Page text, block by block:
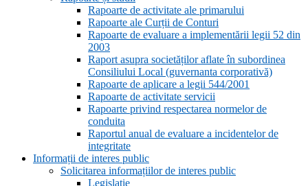
Rapoarte de activitate ale primarului
Rapoarte ale Curții de Conturi
Rapoarte de evaluare a implementării legii 52 din
2003
Raport asupra societăților aflate în subordinea
Consiliului Local (guvernanta corporativă)
Rapoarte de aplicare a legii 544/2001
Rapoarte de activitate servicii
Rapoarte privind respectarea normelor de
conduita
Raportul anual de evaluare a incidentelor de
integritate
Informații de interes public
Solicitarea informațiilor de interes public
Legislație